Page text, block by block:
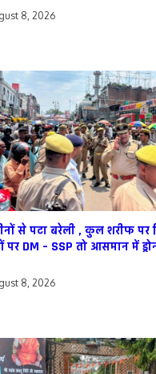
8, 2026
से पटा बरेली , कुल शरीफ पर
पर DM – SSP तो आसमान में
8, 2026